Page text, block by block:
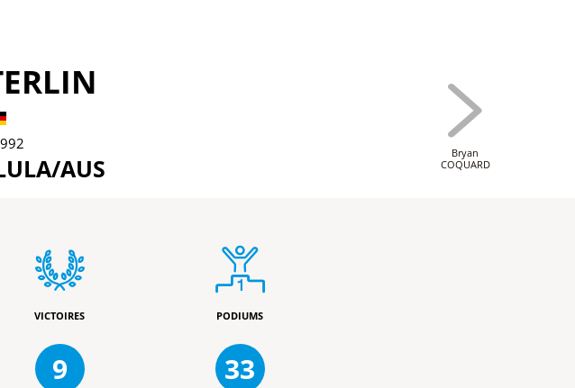
AUS
Bryan
COQUARD
VICTOIRES
9
PODIUMS
33